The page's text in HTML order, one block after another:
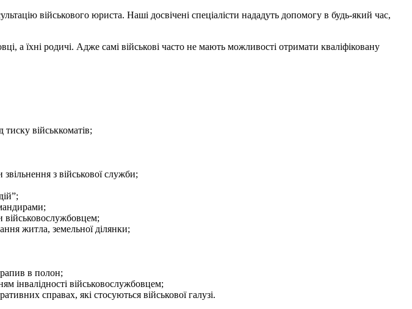
військового юриста. Наші досвічені спеціалісти нададуть допомогу в будь-який час,
а їхні родичі. Адже самі військові часто не мають можливості отримати кваліфіковану
тиску військкоматів;
з військової служби;
житла, земельної ділянки;
в полон;
інвалідності військовослужбовцем;
справах, які стосуються військової галузі.